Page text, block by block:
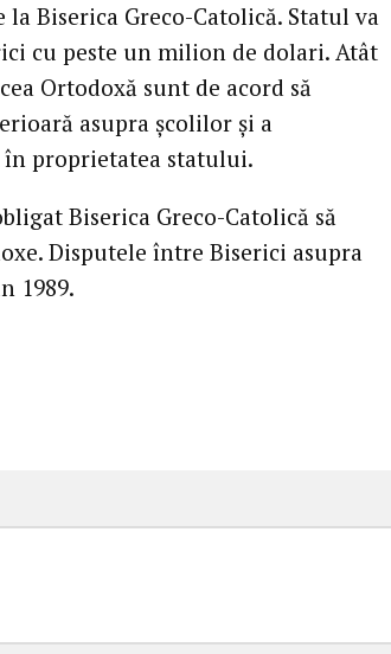
Biserica Greco-Catolică. Statul va
cu peste un milion de dolari. Atât
Ortodoxă sunt de acord să
asupra şcolilor şi a
proprietatea statului.
Biserica Greco-Catolică să
Disputele între Biserici asupra
1989.